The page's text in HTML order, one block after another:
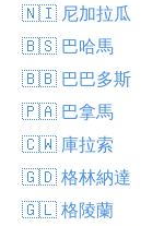
🇳🇮 尼加拉瓜
🇧🇸 巴哈馬
🇧🇧 巴巴多斯
🇵🇦 巴拿馬
🇨🇼 庫拉索
🇬🇩 格林納達
🇬🇱 格陵蘭